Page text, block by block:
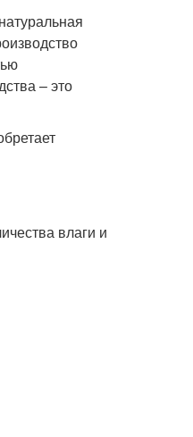
– это
влаги и